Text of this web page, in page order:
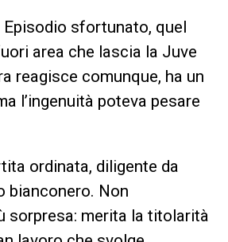
Episodio sfortunato, quel
area che lascia la Juve
reagisce comunque, ha un
l’ingenuità poteva pesare
ordinata, diligente da
bianconero. Non
sorpresa: merita la titolarità